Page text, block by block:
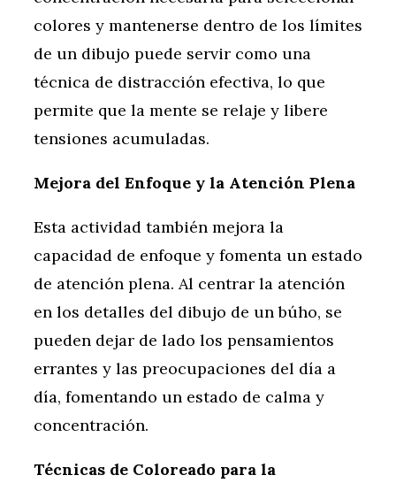
colores y mantenerse dentro de los límites
de un dibujo puede servir como una
técnica de distracción efectiva, lo que
permite que la mente se relaje y libere
tensiones acumuladas.
Mejora del Enfoque y la Atención Plena
Esta actividad también mejora la
capacidad de enfoque y fomenta un estado
de atención plena. Al centrar la atención
en los detalles del dibujo de un búho, se
pueden dejar de lado los pensamientos
errantes y las preocupaciones del día a
día, fomentando un estado de calma y
concentración.
Técnicas de Coloreado para la